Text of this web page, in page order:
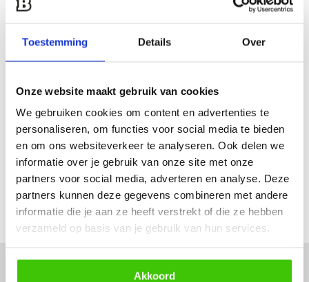
Toestemming Details Over
Onze website maakt gebruik van cookies
We gebruiken cookies om content en advertenties te
personaliseren, om functies voor social media te bieden
en om ons websiteverkeer te analyseren. Ook delen we
informatie over je gebruik van onze site met onze
partners voor social media, adverteren en analyse. Deze
partners kunnen deze gegevens combineren met andere
informatie die je aan ze heeft verstrekt of die ze hebben
verzameld op basis van je gebruik van hun services.
Akkoord
Heb je een vraag over dit product?
Productomschrijving
Specificaties
Reviews
Delen